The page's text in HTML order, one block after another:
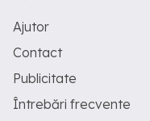
Ajutor
Contact
Publicitate
Întrebări frecvente